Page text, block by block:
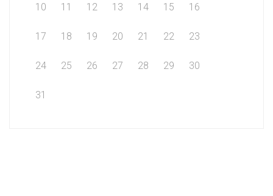
10 11 12 13 14 15 16
17 18 19 20 21 22 23
24 25 26 27 28 29 30
31